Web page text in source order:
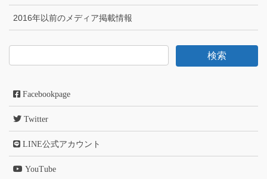
2016年以前のメディア掲載情報
Facebookpage
Twitter
LINE公式アカウント
YouTube